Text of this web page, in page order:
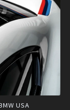
USA